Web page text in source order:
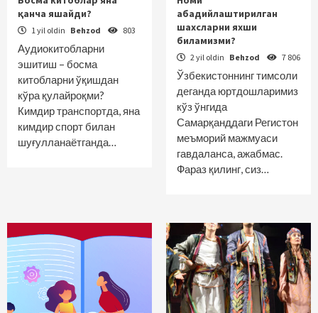
қанча яшайди?
1 yil oldin Behzod 803
Аудиокитобларни
эшитиш – босма
китобларни ўқишдан
кўра қулайроқми?
Кимдир транспортда, яна
кимдир спорт билан
шуғулланаётганда…
абадийлаштирилган
шахсларни яхши
биламизми?
2 yil oldin Behzod 7 806
Ўзбекистоннинг тимсоли
деганда юртдошларимиз
кўз ўнгида
Самарқанддаги Регистон
меъморий мажмуаси
гавдаланса, ажабмас.
Фараз қилинг, сиз…